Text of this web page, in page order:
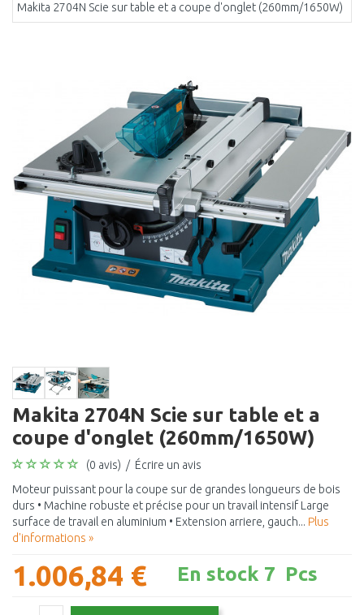
Makita 2704N Scie sur table et a coupe d'onglet (260mm/1650W)
Makita 2704N Scie sur table et a
coupe d'onglet (260mm/1650W)
(0 avis) / Écrire un avis
Moteur puissant pour la coupe sur de grandes longueurs de bois
durs • Machine robuste et précise pour un travail intensif Large
surface de travail en aluminium • Extension arriere, gauch... Plus
d'informations »
1.006,84 € En stock 7 Pcs